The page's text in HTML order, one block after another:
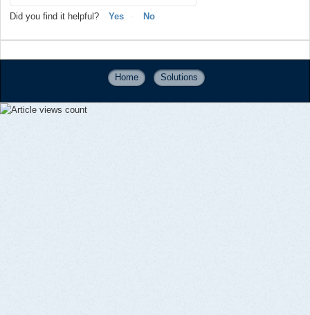
Did you find it helpful? Yes No
Home Solutions